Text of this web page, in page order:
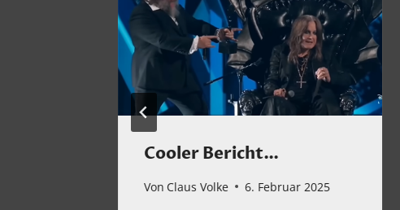
Cooler Bericht…
Von Claus Volke 6. Februar 2025